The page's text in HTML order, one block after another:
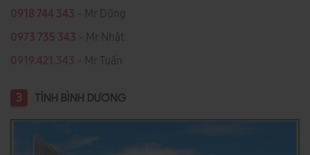
0918 744 343 - Mr Dũng
0973 735 343 - Mr Nhật
0919.421.343 ​​​​​​ - Mr Tuấn
3 TỈNH BÌNH DƯƠNG